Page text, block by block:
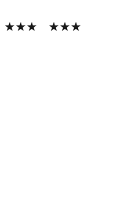
★★★